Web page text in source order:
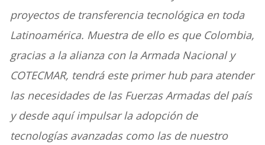
proyectos de transferencia tecnológica en toda
Latinoamérica. Muestra de ello es que Colombia,
gracias a la alianza con la Armada Nacional y
COTECMAR, tendrá este primer hub para atender
las necesidades de las Fuerzas Armadas del país
y desde aquí impulsar la adopción de
tecnologías avanzadas como las de nuestro